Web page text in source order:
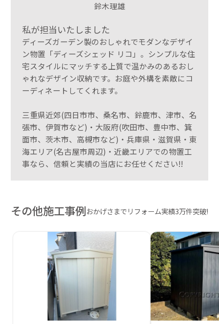
鈴木理雄
私が担当いたしました
ディーズガーデン製のおしゃれでモダンなデザイ
ン物置「ディーズシェッド リコ」。シンプルな住
宅スタイルにマッチする上質で温かみのあるおし
ゃれなデザイン収納です。お庭や外構を素敵にコ
ーディネートしてくれます。
三重県近郊(四日市市、桑名市、鈴鹿市、津市、名
張市、伊賀市など)・大阪府(吹田市、豊中市、箕
面市、茨木市、高槻市など)・兵庫県・滋賀県・東
海エリア(名古屋市周辺)・近畿エリアでの物置工
事なら、信頼と実績の当店にお任せください!!
その他施工事例おかげさまでリフォーム実績3万件突破!